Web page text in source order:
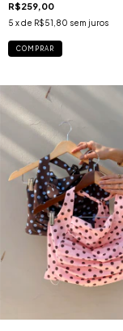
R$259,00
5 x de R$51,80 sem juros
COMPRAR